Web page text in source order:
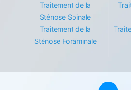
Traitement de la
Sténose Spinale
Traitement de la
Sténose Foraminale